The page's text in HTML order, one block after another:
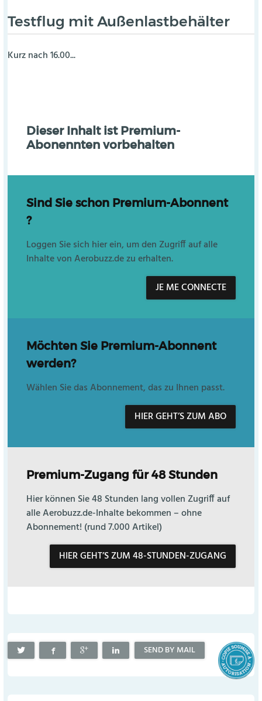
Testflug mit Außenlastbehälter
Kurz nach 16.00...
Dieser Inhalt ist Premium-
Abonennten vorbehalten
Sind Sie schon Premium-Abonnent
?
Loggen Sie sich hier ein, um den Zugriff auf alle
Inhalte von Aerobuzz.de zu erhalten.
JE ME CONNECTE
Möchten Sie Premium-Abonnent
werden?
Wählen Sie das Abonnement, das zu Ihnen passt.
HIER GEHT’S ZUM ABO
Premium-Zugang für 48 Stunden
Hier können Sie 48 Stunden lang vollen Zugriff auf
alle Aerobuzz.de-Inhalte bekommen – ohne
Abonnement! (rund 7.000 Artikel)
HIER GEHT’S ZUM 48-STUNDEN-ZUGANG
SEND BY MAIL